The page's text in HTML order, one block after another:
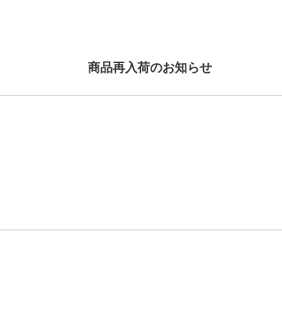
商品再入荷のお知らせ